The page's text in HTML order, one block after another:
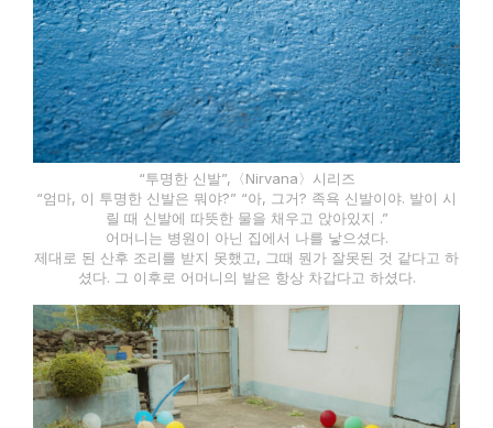
“투명한 신발”,〈Nirvana〉시리즈
“엄마, 이 투명한 신발은 뭐야?” “아, 그거? 족욕 신발이야. 발이 시
릴 때 신발에 따뜻한 물을 채우고 앉아있지 .”
어머니는 병원이 아닌 집에서 나를 낳으셨다.
제대로 된 산후 조리를 받지 못했고, 그때 뭔가 잘못된 것 같다고 하
셨다. 그 이후로 어머니의 발은 항상 차갑다고 하셨다.